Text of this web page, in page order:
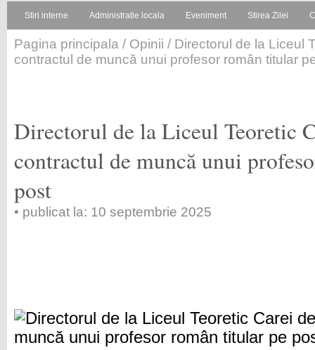
Stiri interne Administratie locala Eveniment Stirea Zilei
Pagina principala / Opinii / Directorul de la Liceul
contractul de muncă unui profesor român titular
Directorul de la Liceul Teoretic
contractul de muncă unui
post
• publicat la: 10 septembrie 2025